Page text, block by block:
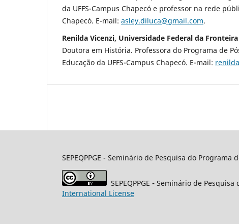
da UFFS-Campus Chapecó e professor na rede
Chapecó. E-mail: asley.diluca@gmail.com.
Renilda Vicenzi, Universidade Federal da
Doutora em História. Professora do Programa de
Educação da UFFS-Campus Chapecó. E-mail:
SEPEQPPGE - Seminário de Pesquisa do Programa
SEPEQPPGE - Seminário de Pesquisa
International License